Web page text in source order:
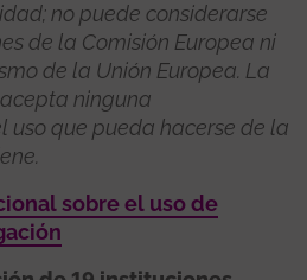
no puede considerarse
de la Comisión Europea ni
de la Unión Europea. La
ninguna
uso que pueda hacerse de la
sobre el uso de